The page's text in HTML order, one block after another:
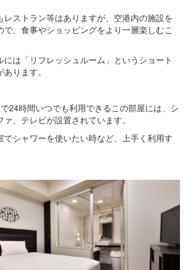
レストラン等はありますが、空港内の施設を
、食事やショッピングをより一層楽しむこ
には「リフレッシュルーム」というショート
ります。
24時間いつでも利用できるこの部屋には、シ
、テレビが設置されています。
でシャワーを使いたい時など、上手く利用す